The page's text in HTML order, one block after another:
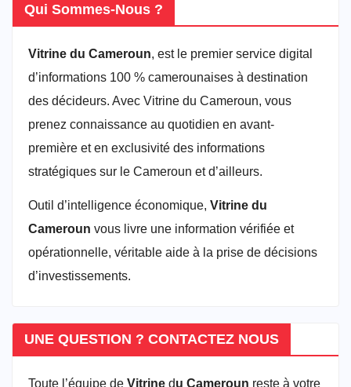
Qui Sommes-Nous ?
Vitrine du Cameroun, est le premier service digital
d’informations 100 % camerounaises à destination
des décideurs. Avec Vitrine du Cameroun, vous
prenez connaissance au quotidien en avant-
première et en exclusivité des informations
stratégiques sur le Cameroun et d’ailleurs.
Outil d’intelligence économique, Vitrine du
Cameroun vous livre une information vérifiée et
opérationnelle, véritable aide à la prise de décisions
d’investissements.
UNE QUESTION ? CONTACTEZ NOUS
Toute l’équipe de Vitrine du Cameroun reste à votre